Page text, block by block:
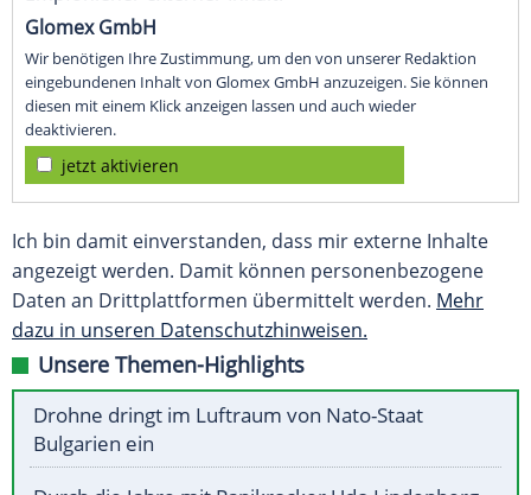
Glomex GmbH
Wir benötigen Ihre Zustimmung, um den von unserer Redaktion
eingebundenen Inhalt von Glomex GmbH anzuzeigen. Sie können
diesen mit einem Klick anzeigen lassen und auch wieder
deaktivieren.
jetzt aktivieren
Ich bin damit einverstanden, dass mir externe Inhalte
angezeigt werden. Damit können personenbezogene
Daten an Drittplattformen übermittelt werden. Mehr
dazu in unseren Datenschutzhinweisen.
Unsere Themen-Highlights
Drohne dringt im Luftraum von Nato-Staat
Bulgarien ein